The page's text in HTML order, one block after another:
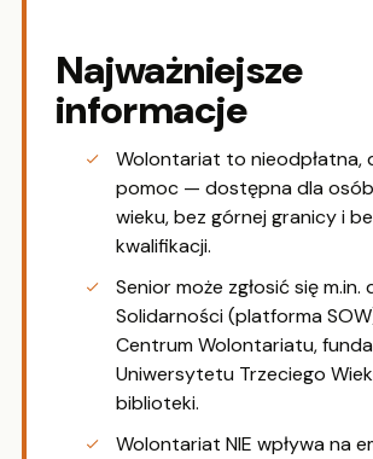
Najważniejsze
informacje
Wolontariat to nieodpłatna,
pomoc — dostępna dla
wieku, bez górnej granicy i
kwalifikacji.
Senior może zgłosić się m.in.
Solidarności (platforma
Centrum Wolontariatu,
Uniwersytetu Trzeciego
biblioteki.
Wolontariat NIE wpływa na